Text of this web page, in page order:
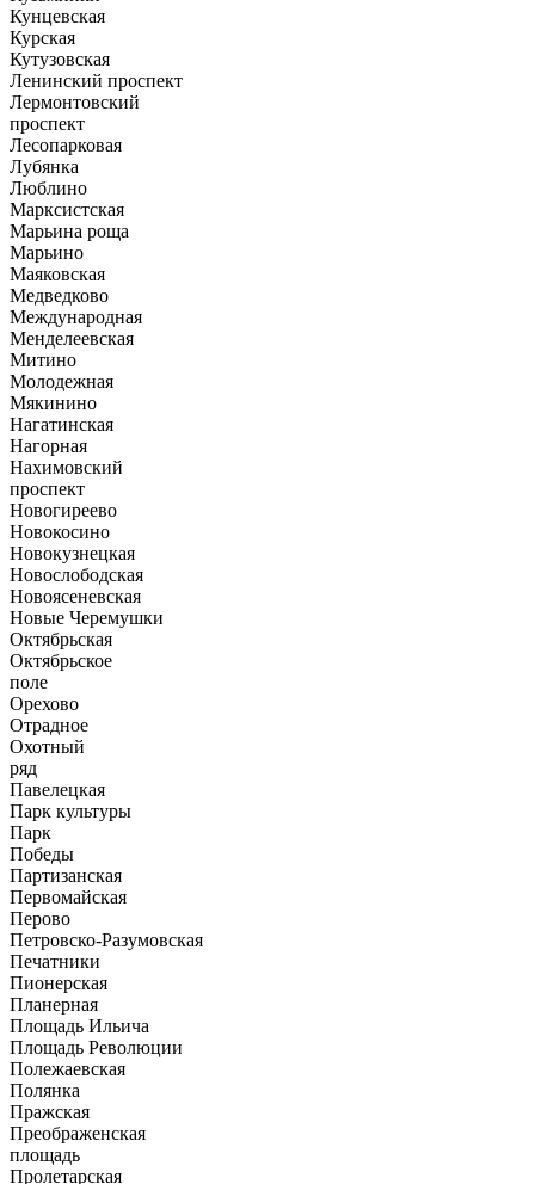
Кунцевская
Курская
Кутузовская
Ленинский проспект
Лермонтовский
проспект
Лесопарковая
Лубянка
Люблино
Марксистская
Марьина роща
Марьино
Маяковская
Медведково
Международная
Менделеевская
Митино
Молодежная
Мякинино
Нагатинская
Нагорная
Нахимовский
проспект
Новогиреево
Новокосино
Новокузнецкая
Новослободская
Новоясеневская
Новые Черемушки
Октябрьская
Октябрьское
поле
Орехово
Отрадное
Охотный
ряд
Павелецкая
Парк культуры
Парк
Победы
Партизанская
Первомайская
Перово
Петровско-Разумовская
Печатники
Пионерская
Планерная
Площадь Ильича
Площадь Революции
Полежаевская
Полянка
Пражская
Преображенская
площадь
Пролетарская